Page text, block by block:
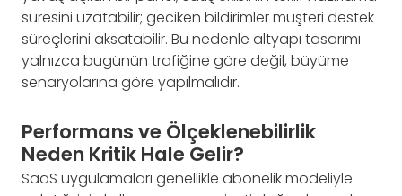
süresini uzatabilir; geciken bildirimler müşteri destek
süreçlerini aksatabilir. Bu nedenle altyapı tasarımı
yalnızca bugünün trafiğine göre değil, büyüme
senaryolarına göre yapılmalıdır.
Performans ve Ölçeklenebilirlik
Neden Kritik Hale Gelir?
SaaS uygulamaları genellikle abonelik modeliyle